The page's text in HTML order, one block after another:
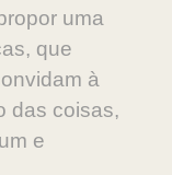
uma
que
à
das coisas,
e